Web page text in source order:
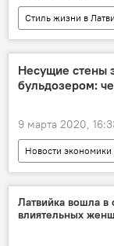
Стиль жизни в
Несущие стены
бульдозером:
9 марта 2020,
Новости экономики
банковский сектор
отмывание денег
Латвийка вошла в
влиятельных